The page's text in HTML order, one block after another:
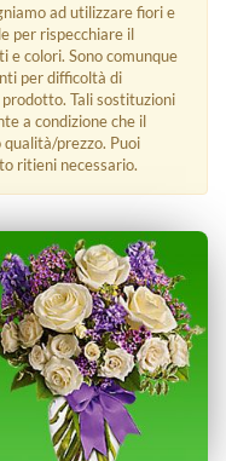
ad utilizzare fiori e
per rispecchiare il
e colori. Sono comunque
per difficoltà di
Tali sostituzioni
a condizione che il
prezzo. Puoi
ritieni necessario.